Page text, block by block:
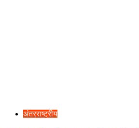
अंतरराष्ट्रीय